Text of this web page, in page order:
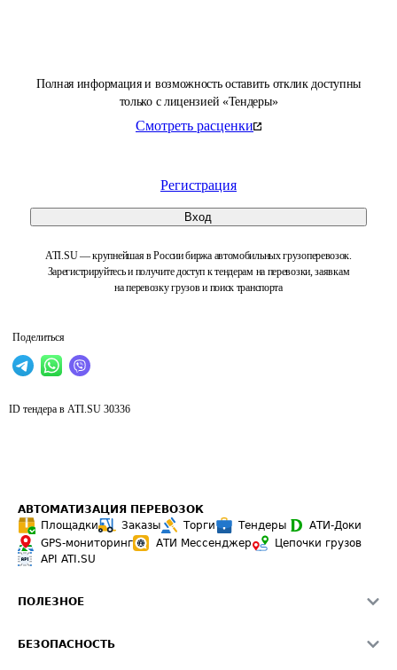
Полная информация и возможность оставить отклик доступны
только с лицензией «Тендеры»
Смотреть расценки
Регистрация
Вход
ATI.SU — крупнейшая в России биржа автомобильных грузоперевозок.
Зарегистрируйтесь и получите доступ к тендерам на перевозки, заявкам
на перевозку грузов и поиск транспорта
Поделиться
ID тендера в ATI.SU 30336
АВТОМАТИЗАЦИЯ ПЕРЕВОЗОК
Площадки
Заказы Торги Тендеры
АТИ-Доки
GPS-мониторинг
АТИ Мессенджер
Цепочки грузов
API ATI.SU
ПОЛЕЗНОЕ
БЕЗОПАСНОСТЬ